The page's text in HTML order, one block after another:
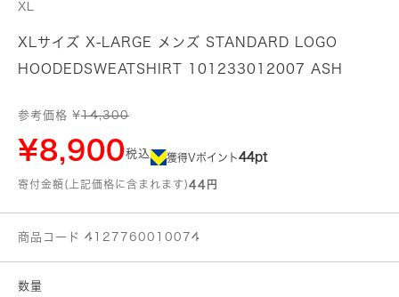
XL
XLサイズ X-LARGE メンズ STANDARD LOGO
HOODEDSWEATSHIRT 101233012007 ASH
参考価格 ¥14,300
¥8,900税込 獲得Vポイント44pt
寄付金額(上記価格に含まれます)44円
商品コード 4127760010074
数量